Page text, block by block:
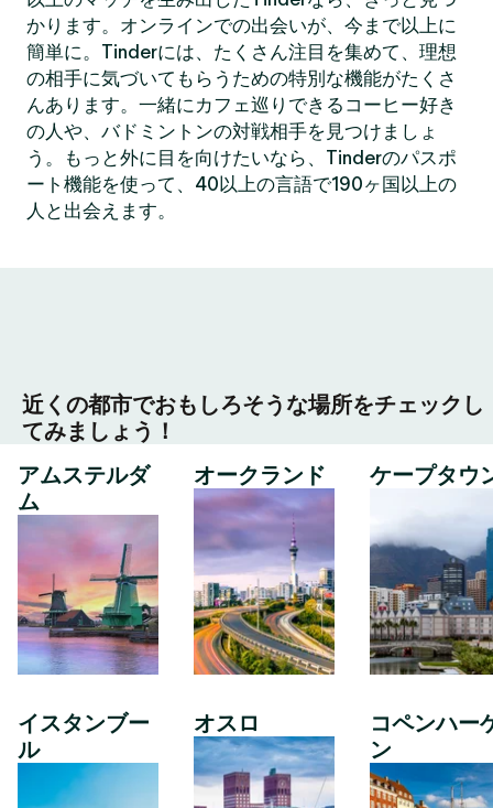
かります。オンラインでの出会いが、今まで以上に
簡単に。Tinderには、たくさん注目を集めて、理想
の相手に気づいてもらうための特別な機能がたくさ
んあります。一緒にカフェ巡りできるコーヒー好き
の人や、バドミントンの対戦相手を見つけましょ
う。もっと外に目を向けたいなら、Tinderのパスポ
ート機能を使って、40以上の言語で190ヶ国以上の
人と出会えます。
近くの都市でおもしろそうな場所をチェックし
てみましょう！
アムステルダ
ム
イスタンブー
ル
オークランド
オスロ
ケープタウ
コペンハー
ン